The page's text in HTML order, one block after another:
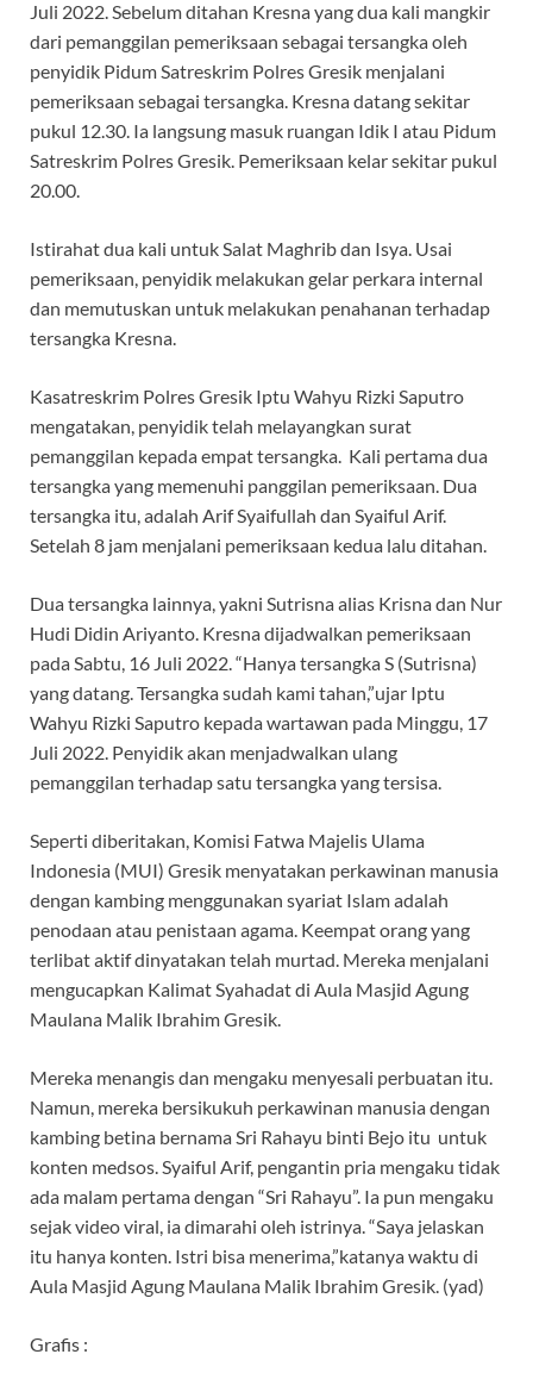
Juli 2022. Sebelum ditahan Kresna yang dua kali mangkir
dari pemanggilan pemeriksaan sebagai tersangka oleh
penyidik Pidum Satreskrim Polres Gresik menjalani
pemeriksaan sebagai tersangka. Kresna datang sekitar
pukul 12.30. Ia langsung masuk ruangan Idik I atau Pidum
Satreskrim Polres Gresik. Pemeriksaan kelar sekitar pukul
20.00.
Istirahat dua kali untuk Salat Maghrib dan Isya. Usai
pemeriksaan, penyidik melakukan gelar perkara internal
dan memutuskan untuk melakukan penahanan terhadap
tersangka Kresna.
Kasatreskrim Polres Gresik Iptu Wahyu Rizki Saputro
mengatakan, penyidik telah melayangkan surat
pemanggilan kepada empat tersangka. Kali pertama dua
tersangka yang memenuhi panggilan pemeriksaan. Dua
tersangka itu, adalah Arif Syaifullah dan Syaiful Arif.
Setelah 8 jam menjalani pemeriksaan kedua lalu ditahan.
Dua tersangka lainnya, yakni Sutrisna alias Krisna dan Nur
Hudi Didin Ariyanto. Kresna dijadwalkan pemeriksaan
pada Sabtu, 16 Juli 2022. “Hanya tersangka S (Sutrisna)
yang datang. Tersangka sudah kami tahan,”ujar Iptu
Wahyu Rizki Saputro kepada wartawan pada Minggu, 17
Juli 2022. Penyidik akan menjadwalkan ulang
pemanggilan terhadap satu tersangka yang tersisa.
Seperti diberitakan, Komisi Fatwa Majelis Ulama
Indonesia (MUI) Gresik menyatakan perkawinan manusia
dengan kambing menggunakan syariat Islam adalah
penodaan atau penistaan agama. Keempat orang yang
terlibat aktif dinyatakan telah murtad. Mereka menjalani
mengucapkan Kalimat Syahadat di Aula Masjid Agung
Maulana Malik Ibrahim Gresik.
Mereka menangis dan mengaku menyesali perbuatan itu.
Namun, mereka bersikukuh perkawinan manusia dengan
kambing betina bernama Sri Rahayu binti Bejo itu untuk
konten medsos. Syaiful Arif, pengantin pria mengaku tidak
ada malam pertama dengan “Sri Rahayu”. Ia pun mengaku
sejak video viral, ia dimarahi oleh istrinya. “Saya jelaskan
itu hanya konten. Istri bisa menerima,”katanya waktu di
Aula Masjid Agung Maulana Malik Ibrahim Gresik. (yad)
Grafis :